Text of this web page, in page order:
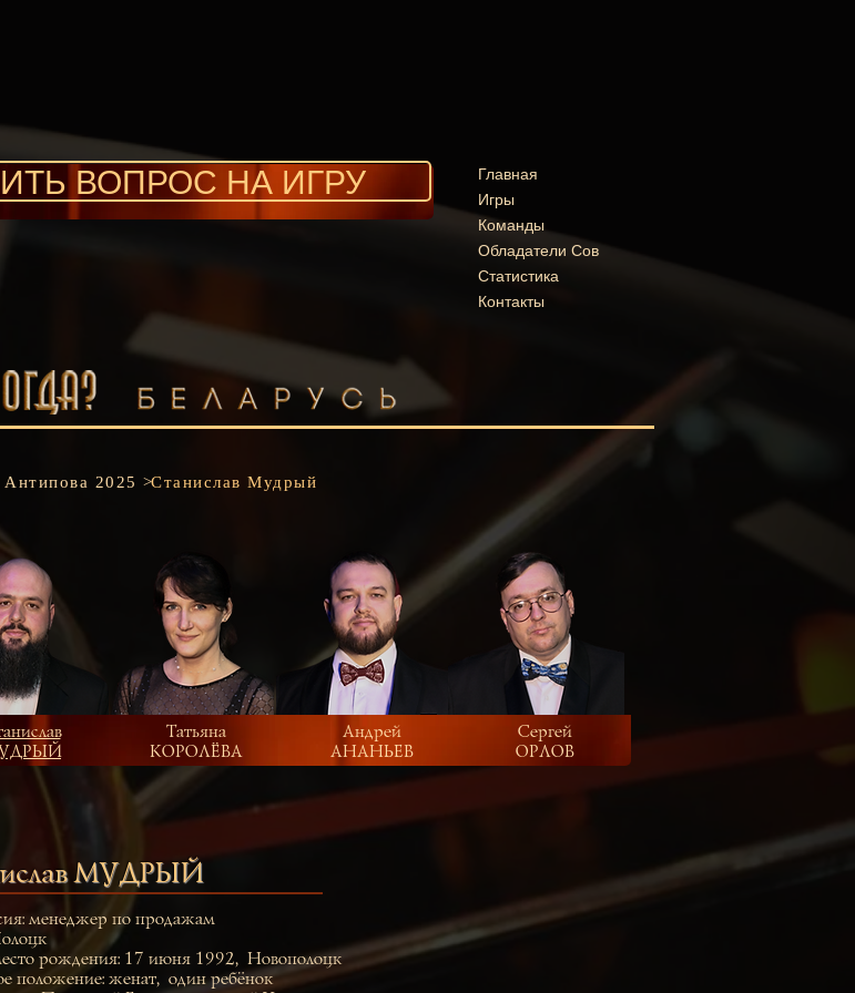
ВОПРОС НА ИГРУ
Главная
Игры
Команды
Обладатели Сов
Статистика
Контакты
Антипова 2025 >Станислав Мудрый
Татьяна
КОРОЛЁВА
Андрей
АНАНЬЕВ
Сергей
ОРЛОВ
МУДРЫЙ
менеджер по продажам
рождения: 17 июня 1992,Новополоцк
положение: женат,один ребёнок